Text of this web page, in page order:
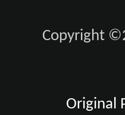
Copyright
Original